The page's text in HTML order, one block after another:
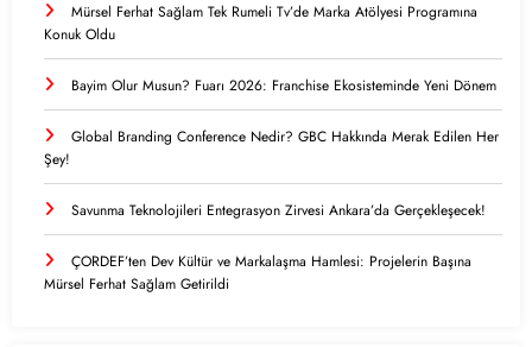
Mürsel Ferhat Sağlam Tek Rumeli Tv’de Marka Atölyesi Programına
Konuk Oldu
Bayim Olur Musun? Fuarı 2026: Franchise Ekosisteminde Yeni Dönem
Global Branding Conference Nedir? GBC Hakkında Merak Edilen Her
Şey!
Savunma Teknolojileri Entegrasyon Zirvesi Ankara’da Gerçekleşecek!
ÇORDEF’ten Dev Kültür ve Markalaşma Hamlesi: Projelerin Başına
Mürsel Ferhat Sağlam Getirildi